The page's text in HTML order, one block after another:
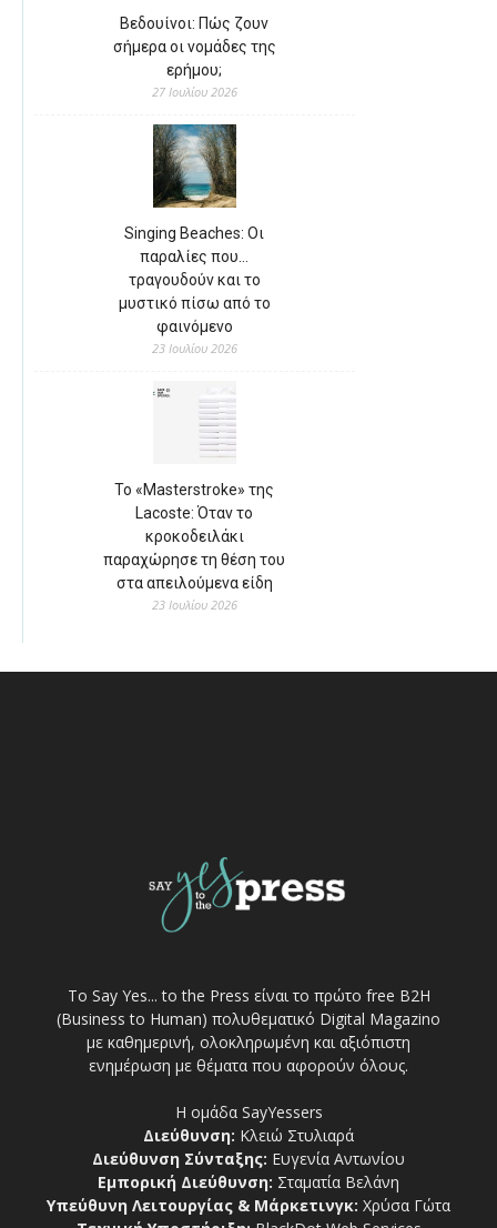
Βεδουίνοι: Πώς ζουν
σήμερα οι νομάδες της
ερήμου;
27 Ιουλίου 2026
Singing Beaches: Οι
παραλίες που…
τραγουδούν και το
μυστικό πίσω από το
φαινόμενο
23 Ιουλίου 2026
Το «Masterstroke» της
Lacoste: Όταν το
κροκοδειλάκι
παραχώρησε τη θέση του
στα απειλούμενα είδη
23 Ιουλίου 2026
Το Say Yes... to the Press είναι το πρώτο free Β2Η
(Business to Human) πολυθεματικό Digital Magazino
με καθημερινή, ολοκληρωμένη και αξιόπιστη
ενημέρωση με θέματα που αφορούν όλους.
Η ομάδα SayYessers
Διεύθυνση: Κλειώ Στυλιαρά
Διεύθυνση Σύνταξης: Ευγενία Αντωνίου
Εμπορική Διεύθυνση: Σταματία Βελάνη
Υπεύθυνη Λειτουργίας & Μάρκετινγκ: Χρύσα Γώτα